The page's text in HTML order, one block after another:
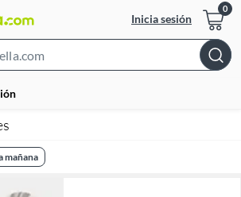
Inicia sesión
Bar
mañana